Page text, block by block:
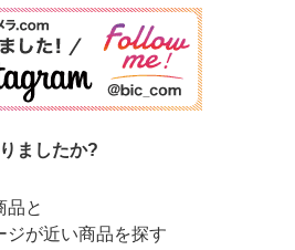
ましたか?
品と
ジが近い商品を探す